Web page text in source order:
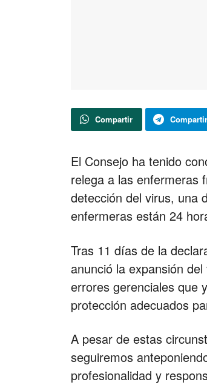
Compartir Compartir
El Consejo ha tenido
relega a las enfermeras
detección del virus, una
enfermeras están 24
Tras 11 días de la
anunció la expansión
errores gerenciales que
protección adecuados
A pesar de estas
seguiremos
profesionalidad y